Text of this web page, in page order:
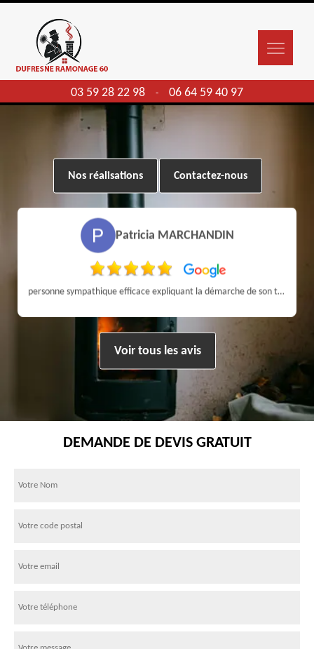
03 59 28 22 98 - 06 64 59 40 97
Nos réalisations Contactez-nous
Patricia MARCHANDIN
personne sympathique efficace expliquant la démarche de son travail pour un résultat de qualité . A recommander
Voir tous les avis
DEMANDE DE DEVIS GRATUIT